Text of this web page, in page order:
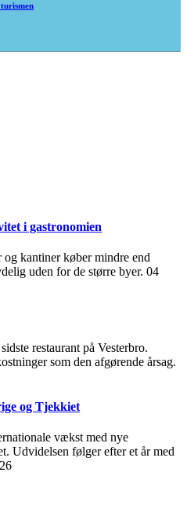
i gastronomien
og kantiner køber mindre end
uden for de større byer. 04
restaurant på Vesterbro.
som den afgørende årsag.
og Tjekkiet
vækst med nye
Udvidelsen følger efter et år med